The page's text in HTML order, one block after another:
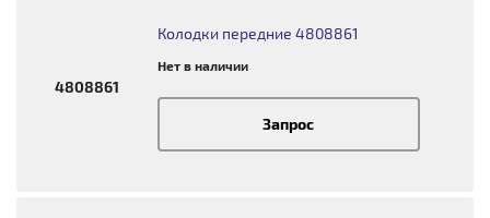
4808861
Колодки передние 4808861
Нет в наличии
Запрос